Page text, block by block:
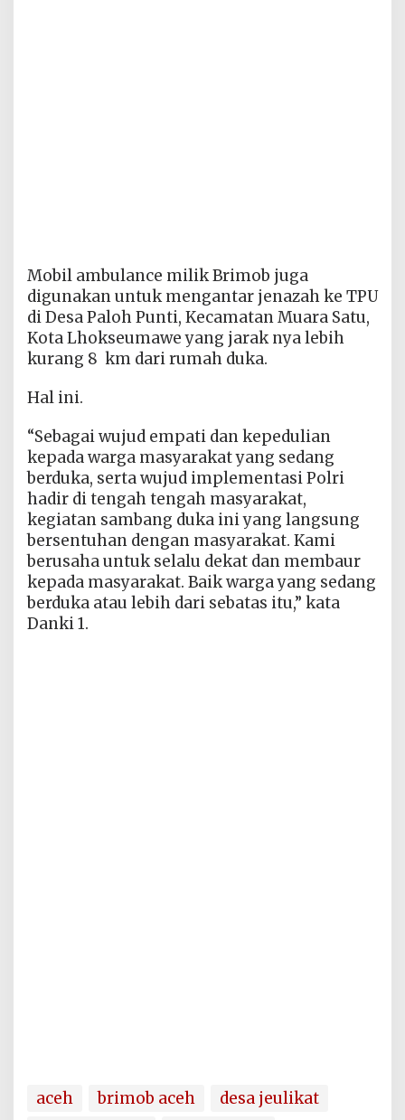
Mobil ambulance milik Brimob juga
digunakan untuk mengantar jenazah ke TPU
di Desa Paloh Punti, Kecamatan Muara Satu,
Kota Lhokseumawe yang jarak nya lebih
kurang 8 km dari rumah duka.
Hal ini.
“Sebagai wujud empati dan kepedulian
kepada warga masyarakat yang sedang
berduka, serta wujud implementasi Polri
hadir di tengah tengah masyarakat,
kegiatan sambang duka ini yang langsung
bersentuhan dengan masyarakat. Kami
berusaha untuk selalu dekat dan membaur
kepada masyarakat. Baik warga yang sedang
berduka atau lebih dari sebatas itu,” kata
Danki 1.
aceh brimob aceh
desa jeulikat